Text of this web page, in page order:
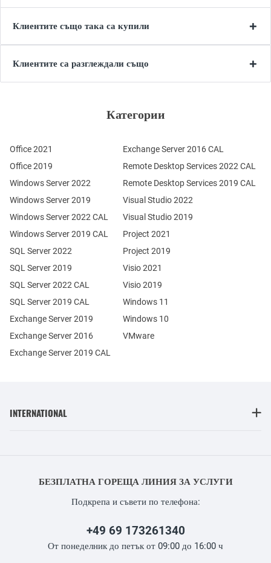
Клиентите също така са купили
Клиентите са разглеждали също
Категории
Office 2021
Office 2019
Windows Server 2022
Windows Server 2019
Exchange Server 2019
Exchange Server 2016
SQL Server 2022
SQL Server 2019
Windows Server 2022 CAL
Windows Server 2019 CAL
SQL Server 2022 CAL
SQL Server 2019 CAL
Remote Desktop Services 2022 CAL
Remote Desktop Services 2019 CAL
Exchange Server 2019 CAL
Exchange Server 2016 CAL
Visual Studio 2022
Visual Studio 2019
Project 2021
Project 2019
Visio 2021
Visio 2019
Windows 11
Windows 10
VMware
INTERNATIONAL
БЕЗПЛАТНА ГОРЕЩА ЛИНИЯ ЗА УСЛУГИ
Подкрепа и съвети по телефона:
+49 69 173261340
От понеделник до петък от 09:00 до 16:00 ч